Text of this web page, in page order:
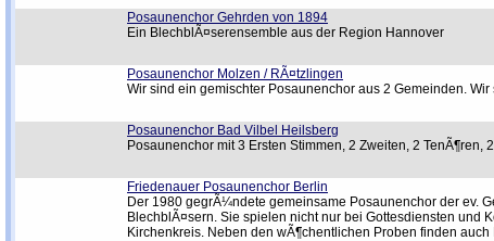
Posaunenchor Gehrden von 1894
Ein BlechblÃ¤serensemble aus der Region Hannover
Posaunenchor Molzen / RÃ¤tzlingen
Wir sind ein gemischter Posaunenchor aus 2 Gemeinden.
Posaunenchor Bad Vilbel Heilsberg
Posaunenchor mit 3 Ersten Stimmen, 2 Zweiten, 2 TenÃ¶ren,
Friedenauer Posaunenchor Berlin
Der 1980 gegrÃ¼ndete gemeinsame Posaunenchor der ev.
BlechblÃ¤sern. Sie spielen nicht nur bei Gottesdiensten und
Kirchenkreis. Neben den wÃ¶chentlichen Proben finden